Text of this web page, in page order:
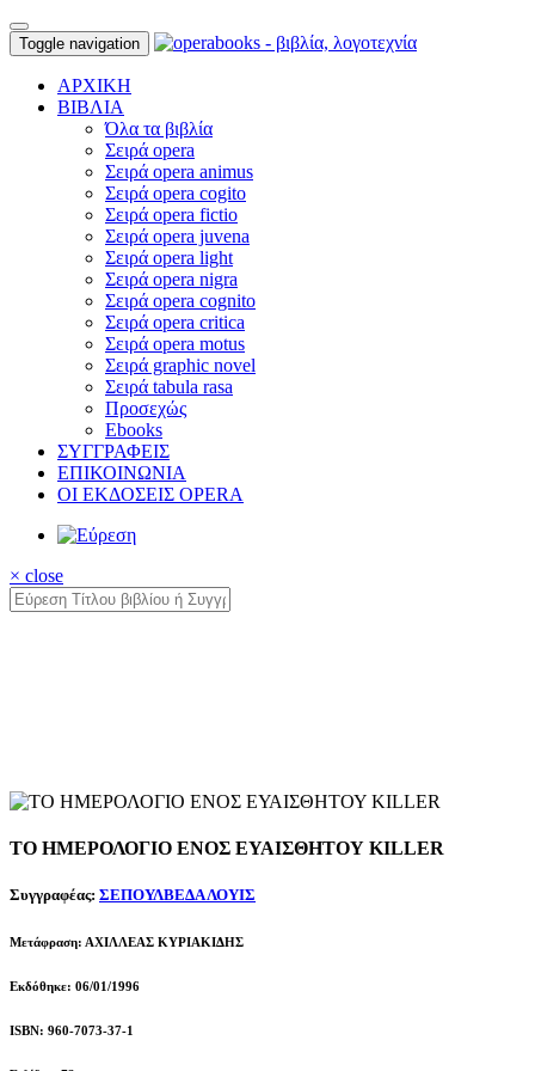
Toggle navigation
ΑΡΧΙΚΗ
ΒΙΒΛΙΑ
Όλα τα βιβλία
Σειρά opera
Σειρά opera animus
Σειρά opera cogito
Σειρά opera fictio
Σειρά opera juvena
Σειρά opera light
Σειρά opera nigra
Σειρά opera cognito
Σειρά opera critica
Σειρά opera motus
Σειρά graphic novel
Σειρά tabula rasa
Προσεχώς
Ebooks
ΣΥΓΓΡΑΦΕΙΣ
ΕΠΙΚΟΙΝΩΝΙΑ
ΟΙ ΕΚΔΟΣΕΙΣ OPERA
× close
ΤΟ ΗΜΕΡΟΛΟΓΙΟ ΕΝΟΣ ΕΥΑΙΣΘΗΤΟΥ KILLER
Συγγραφέας: ΣΕΠΟΥΛΒΕΔΑ ΛΟΥΙΣ
Μετάφραση: ΑΧΙΛΛΕΑΣ ΚΥΡΙΑΚΙΔΗΣ
Εκδόθηκε: 06/01/1996
ISBN: 960-7073-37-1